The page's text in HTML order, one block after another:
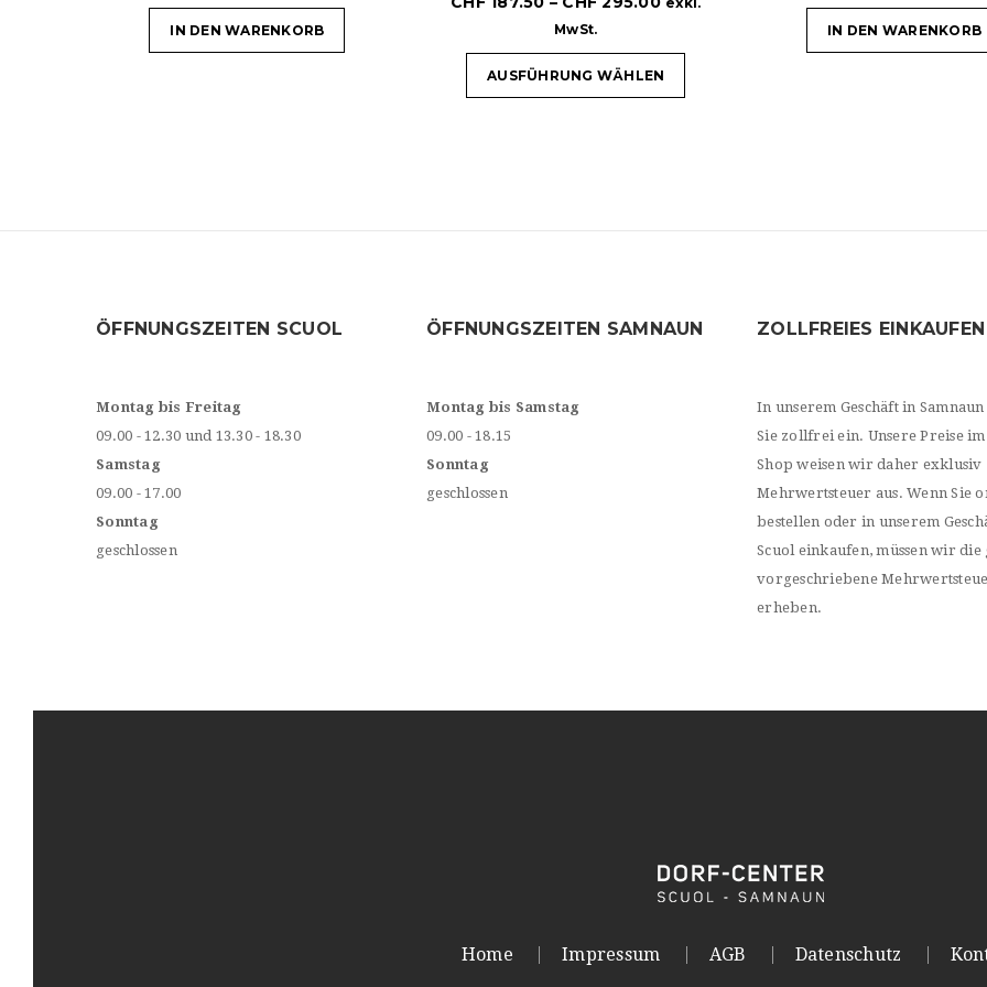
IN DEN WARENKORB
MwSt.
AUSFÜHRUNG WÄHLEN
IN DEN WARENKORB
ÖFFNUNGSZEITEN SCUOL
Montag bis Freitag
09.00 - 12.30 und 13.30 - 18.30
Samstag
09.00 - 17.00
Sonntag
geschlossen
ÖFFNUNGSZEITEN SAMNAUN
Montag bis Samstag
09.00 - 18.15
Sonntag
geschlossen
ZOLLFREIES EINKAUFEN
In unserem Geschäft in
Sie zollfrei ein. Unsere Preise
Shop weisen wir daher exklusiv
Mehrwertsteuer aus. Wenn Sie
bestellen oder in unserem
Scuol einkaufen, müssen wir die
vorgeschriebene
erheben.
Home Impressum AGB Datenschutz